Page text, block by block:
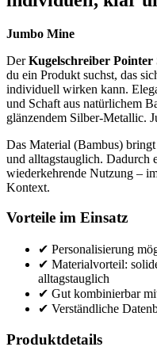
Jumbo Mine
DerKugelschreiber Pointer
du ein Produkt suchst, das
individuell wirken kann.
und Schaft aus natürlichem
glänzendem Silber-Metallic.
Das Material (Bambus)
und alltagstauglich. Dadurch
wiederkehrende Nutzung –
Kontext.
Vorteile im Einsatz
✔ Personalisierung
✔ Materialvorteil:
alltagstauglich
✔ Gut kombinierbar
✔ Verständliche
Produktdetails